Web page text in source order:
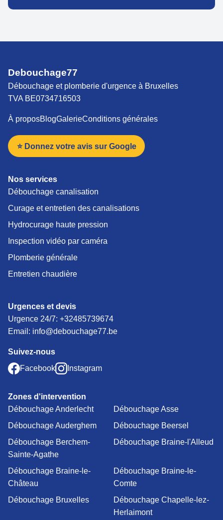
Debouchage77
Débouchage et plomberie d'urgence à Bruxelles
TVA BE0734716503
À proposBlogGalerieConditions générales
⭐ Donnez votre avis sur Google
Nos services
Débouchage canalisation
Curage et entretien des canalisations
Hydrocurage haute pression
Inspection vidéo par caméra
Plomberie générale
Entretien chaudière
Urgences et devis
Urgence 24/7: +32485739674
Email: info@debouchage77.be
Suivez-nous
Facebook
Instagram
Zones d'intervention
Débouchage Anderlecht
Débouchage Asse
Débouchage Auderghem
Débouchage Beersel
Débouchage Berchem-
Sainte-Agathe
Débouchage Braine-l'Alleud
Débouchage Braine-le-
Château
Débouchage Braine-le-
Comte
Débouchage Bruxelles
Débouchage Chapelle-lez-
Herlaimont